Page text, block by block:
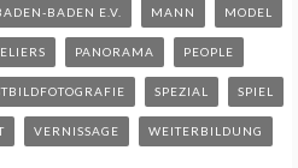
BADEN E.V. MANN MODEL
PANORAMA PEOPLE
SPEZIAL SPIEL
VERNISSAGE WEITERBILDUNG